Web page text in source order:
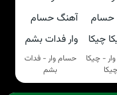
- چیکا
چیکا
حسام وار - فدات
بشم